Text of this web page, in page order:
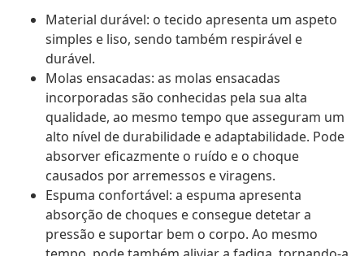
Material durável: o tecido apresenta um aspeto
simples e liso, sendo também respirável e
durável.
Molas ensacadas: as molas ensacadas
incorporadas são conhecidas pela sua alta
qualidade, ao mesmo tempo que asseguram um
alto nível de durabilidade e adaptabilidade. Pode
absorver eficazmente o ruído e o choque
causados por arremessos e viragens.
Espuma confortável: a espuma apresenta
absorção de choques e consegue detetar a
pressão e suportar bem o corpo. Ao mesmo